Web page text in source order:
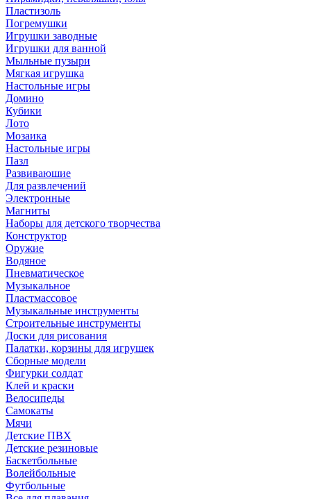
Пластизоль
Погремушки
Игрушки заводные
Игрушки для ванной
Мыльные пузыри
Мягкая игрушка
Настольные игры
Домино
Кубики
Лото
Мозаика
Настольные игры
Пазл
Развиваюшие
Для развлечений
Электронные
Магниты
Наборы для детского творчества
Конструктор
Оружие
Водяное
Пневматическое
Музыкальное
Пластмассовое
Музыкальные инструменты
Строительные инструменты
Доски для рисования
Палатки, корзины для игрушек
Сборные модели
Фигурки солдат
Клей и краски
Велосипеды
Самокаты
Мячи
Детские ПВХ
Детские резиновые
Баскетбольные
Волейбольные
Футбольные